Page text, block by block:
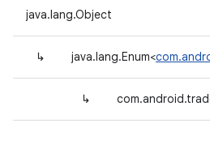
java.lang.Object
↳ java.lang.Enum<
↳